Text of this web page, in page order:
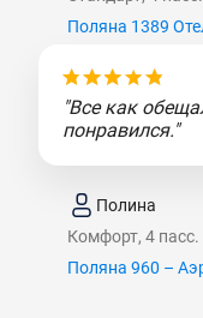
Поляна 1389
"Все как
понравился."
Полина
Комфорт, 4 пасс.
Поляна 960 –